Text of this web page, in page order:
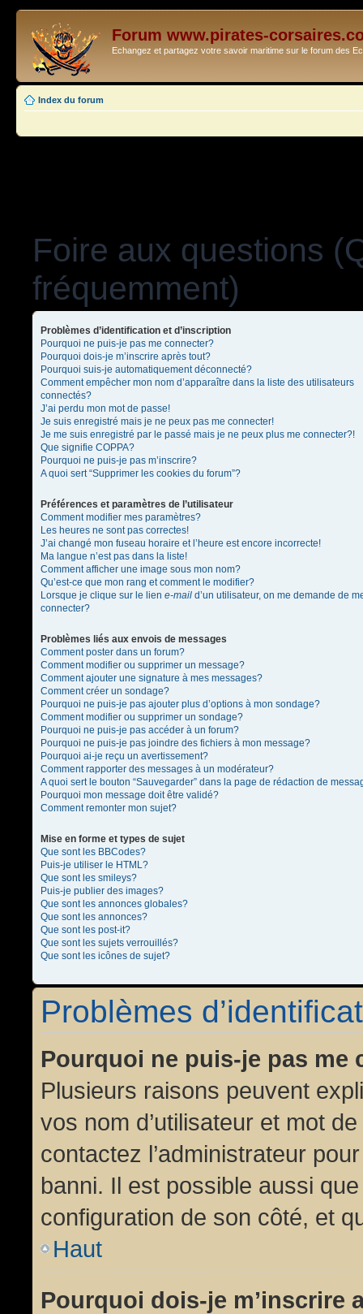
Forum www.pirates-
Echangez et partagez votre savoir maritime sur le forum des
Index du forum
Foire aux questions
fréquemment)
Problèmes d’identification et d’inscription
Pourquoi ne puis-je pas me connecter?
Pourquoi dois-je m’inscrire après tout?
Pourquoi suis-je automatiquement déconnecté?
Comment empêcher mon nom d’apparaître dans la liste des utilisateurs
connectés?
J’ai perdu mon mot de passe!
Je suis enregistré mais je ne peux pas me connecter!
Je me suis enregistré par le passé mais je ne peux plus me connecter?!
Que signifie COPPA?
Pourquoi ne puis-je pas m’inscrire?
A quoi sert “Supprimer les cookies du forum”?
Préférences et paramètres de l’utilisateur
Comment modifier mes paramètres?
Les heures ne sont pas correctes!
J’ai changé mon fuseau horaire et l’heure est encore incorrecte!
Ma langue n’est pas dans la liste!
Comment afficher une image sous mon nom?
Qu’est-ce que mon rang et comment le modifier?
Lorsque je clique sur le lien e-mail d’un utilisateur, on me demande de
connecter?
Problèmes liés aux envois de messages
Comment poster dans un forum?
Comment modifier ou supprimer un message?
Comment ajouter une signature à mes messages?
Comment créer un sondage?
Pourquoi ne puis-je pas ajouter plus d’options à mon sondage?
Comment modifier ou supprimer un sondage?
Pourquoi ne puis-je pas accéder à un forum?
Pourquoi ne puis-je pas joindre des fichiers à mon message?
Pourquoi ai-je reçu un avertissement?
Comment rapporter des messages à un modérateur?
A quoi sert le bouton “Sauvegarder” dans la page de rédaction de
Pourquoi mon message doit être validé?
Comment remonter mon sujet?
Mise en forme et types de sujet
Que sont les BBCodes?
Puis-je utiliser le HTML?
Que sont les smileys?
Puis-je publier des images?
Que sont les annonces globales?
Que sont les annonces?
Que sont les post-it?
Que sont les sujets verrouillés?
Que sont les icônes de sujet?
Problèmes
Pourquoi ne puis-je pas me
Plusieurs raisons peuvent
vos nom d’utilisateur et mot
contactez l’administrateur
banni. Il est possible aussi
configuration de son côté, et
Haut
Pourquoi dois-je m’inscrire